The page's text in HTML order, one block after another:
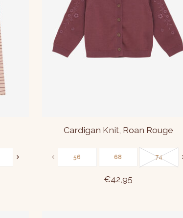
Cardigan Knit, Roan Rouge
56 68 74
€42,95